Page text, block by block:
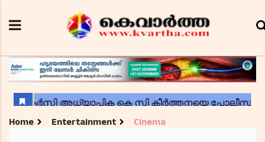
Home Entertainment Cinema